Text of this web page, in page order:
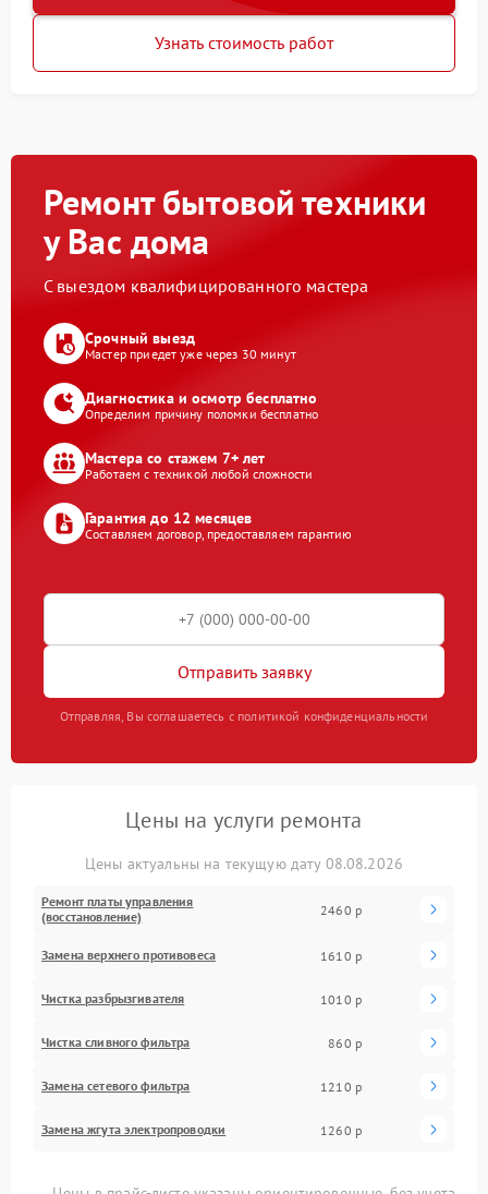
Узнать стоимость работ
Ремонт бытовой техники
у Вас дома
С выездом квалифицированного мастера
Срочный выезд
Мастер приедет уже через 30 минут
Диагностика и осмотр бесплатно
Определим причину поломки бесплатно
Мастера со стажем 7+ лет
Работаем с техникой любой сложности
Гарантия до 12 месяцев
Составляем договор, предоставляем гарантию
Отправить заявку
Отправляя, Вы соглашаетесь с политикой конфиденциальности
Цены на услуги ремонта
Цены актуальны на текущую дату 08.08.2026
Ремонт платы управления
(восстановление)
2460 р
Замена верхнего противовеса 1610 р
Чистка разбрызгивателя 1010 р
Чистка сливного фильтра 860 р
Замена сетевого фильтра 1210 р
Замена жгута электропроводки 1260 р